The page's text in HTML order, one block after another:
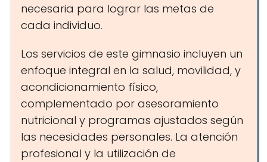
necesaria para lograr las metas de
cada individuo.
Los servicios de este gimnasio incluyen un
enfoque integral en la salud, movilidad, y
acondicionamiento físico,
complementado por asesoramiento
nutricional y programas ajustados según
las necesidades personales. La atención
profesional y la utilización de